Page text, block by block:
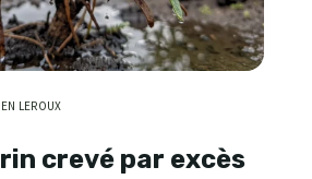
LEROUX
crevé par excès